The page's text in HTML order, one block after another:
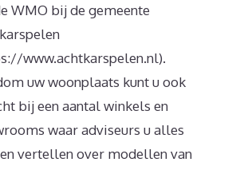
WMO bij de gemeente
www.achtkarspelen.nl).
uw woonplaats kunt u ook
bij een aantal winkels en
waar adviseurs u alles
vertellen over modellen van